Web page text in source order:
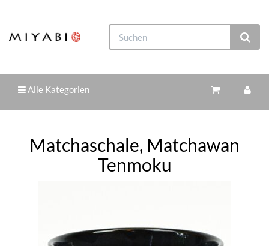
Alle Kategorien
Matchaschale, Matchawan
Tenmoku